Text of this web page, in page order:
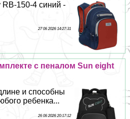
150-4 синий -
27 06 2026 14:27:31
с пеналом Sun eight
и способны
ребенка...
26 06 2026 20:17:12